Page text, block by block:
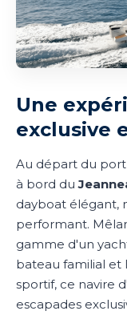
Une
exclusive
Au départ du
à bord du
dayboat élégant,
performant.
gamme d'un
bateau familial et
sportif, ce navire
escapades